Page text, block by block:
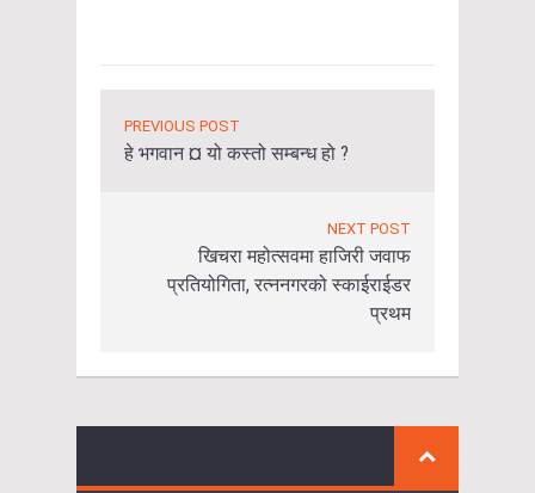
PREVIOUS POST
हे भगवान ¤ यो कस्तो सम्बन्ध हो ?
NEXT POST
खिचरा महोत्सवमा हाजिरी जवाफ
प्रतियोगिता, रत्ननगरको स्काईराईडर
प्रथम